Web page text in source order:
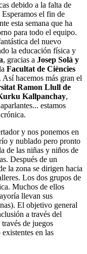
debido a la falta de
el fin de
esta semana que ha
para todo el equipo.
del nuevo
la educación física y
, gracias a Josep Solà y
Facultat de Ciències
. Así hacemos más gran el
Ramon Llull de
Kallpanchay,
estamos
y nos ponemos en
y nublado pero pronto
de las niñas y niños de
Después de un
la zona se dirigen hacia
Los dos grupos de
Muchos de ellos
llevan sus
El objetivo general
a través del
de juegos
en las